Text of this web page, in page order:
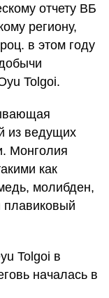
отчету ВБ
региону,
в этом году
Tolgoi.
из ведущих
Монголия
как
молибден,
плавиковый
Tolgoi в
началась в